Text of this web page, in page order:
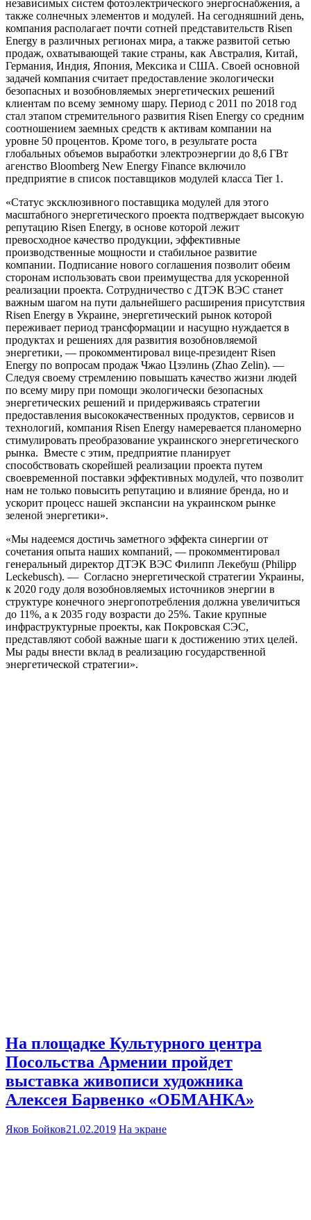
независимых систем фотоэлектрического энергоснабжения, а
также солнечных элементов и модулей. На сегодняшний день,
компания располагает почти сотней представительств Risen
Energy в различных регионах мира, а также развитой сетью
продаж, охватывающей такие страны, как Австралия, Китай,
Германия, Индия, Япония, Мексика и США. Своей основной
задачей компания считает предоставление экологически
безопасных и возобновляемых энергетических решений
клиентам по всему земному шару. Период с 2011 по 2018 год
стал этапом стремительного развития Risen Energy со средним
соотношением заемных средств к активам компании на
уровне 50 процентов. Кроме того, в результате роста
глобальных объемов выработки электроэнергии до 8,6 ГВт
агенство Bloomberg New Energy Finance включило
предприятие в список поставщиков модулей класса Tier 1.
«Статус эксклюзивного поставщика модулей для этого
масштабного энергетического проекта подтверждает высокую
репутацию Risen Energy, в основе которой лежит
превосходное качество продукции, эффективные
производственные мощности и стабильное развитие
компании. Подписание нового соглашения позволит обеим
сторонам использовать свои преимущества для ускоренной
реализации проекта. Сотрудничество с ДТЭК ВЭС станет
важным шагом на пути дальнейшего расширения присутствия
Risen Energy в Украине, энергетический рынок которой
переживает период трансформации и насущно нуждается в
продуктах и решениях для развития возобновляемой
энергетики, — прокомментировал вице-президент Risen
Energy по вопросам продаж Чжао Цзэлинь (Zhao Zelin). —
Следуя своему стремлению повышать качество жизни людей
по всему миру при помощи экологически безопасных
энергетических решений и придерживаясь стратегии
предоставления высококачественных продуктов, сервисов и
технологий, компания Risen Energy намеревается планомерно
стимулировать преобразование украинского энергетического
рынка. Вместе с этим, предприятие планирует
способствовать скорейшей реализации проекта путем
своевременной поставки эффективных модулей, что позволит
нам не только повысить репутацию и влияние бренда, но и
ускорит процесс нашей экспансии на украинском рынке
зеленой энергетики».
«Мы надеемся достичь заметного эффекта синергии от
сочетания опыта наших компаний, — прокомментировал
генеральный директор ДТЭК ВЭС Филипп Лекебуш (Philipp
Leckebusch). — Согласно энергетической стратегии Украины,
к 2020 году доля возобновляемых источников энергии в
структуре конечного энергопотребления должна увеличиться
до 11%, а к 2035 году возрасти до 25%. Такие крупные
инфраструктурные проекты, как Покровская СЭС,
представляют собой важные шаги к достижению этих целей.
Мы рады внести вклад в реализацию государственной
энергетической стратегии».
На площадке Культурного центра
Посольства Армении пройдет
выставка живописи художника
Алексея Барвенко «ОБМАНКА»
Яков Бойков21.02.2019 На экране